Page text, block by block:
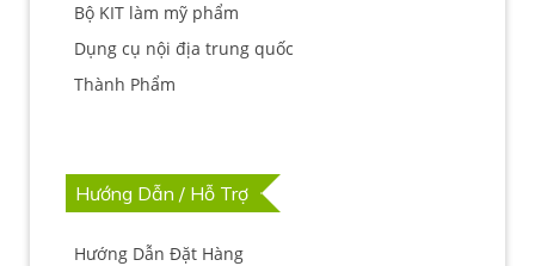
Bộ KIT làm mỹ phẩm
Dụng cụ nội địa trung quốc
Thành Phẩm
Hướng Dẫn / Hỗ Trợ
Hướng Dẫn Đặt Hàng